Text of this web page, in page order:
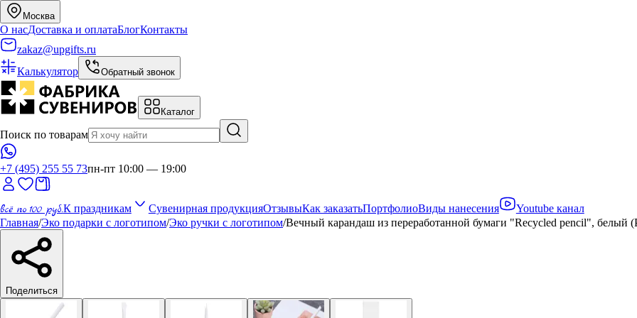
Москва
О насДоставка и оплатаБлогКонтакты
zakaz@upgifts.ru
Калькулятор
Обратный звонок
Каталог
Поиск по товарам
+7 (495) 255 55 73пн-пт 10:00 — 19:00
всё по 100 руб.К праздникам Сувенирная продукцияОтзывыКак заказатьПортфолиоВиды нанесения
Youtube канал
Главная/Эко подарки с логотипом/Эко ручки с логотипом/Вечный карандаш из переработанной бумаги "Recycled pencil", белый
Поделиться